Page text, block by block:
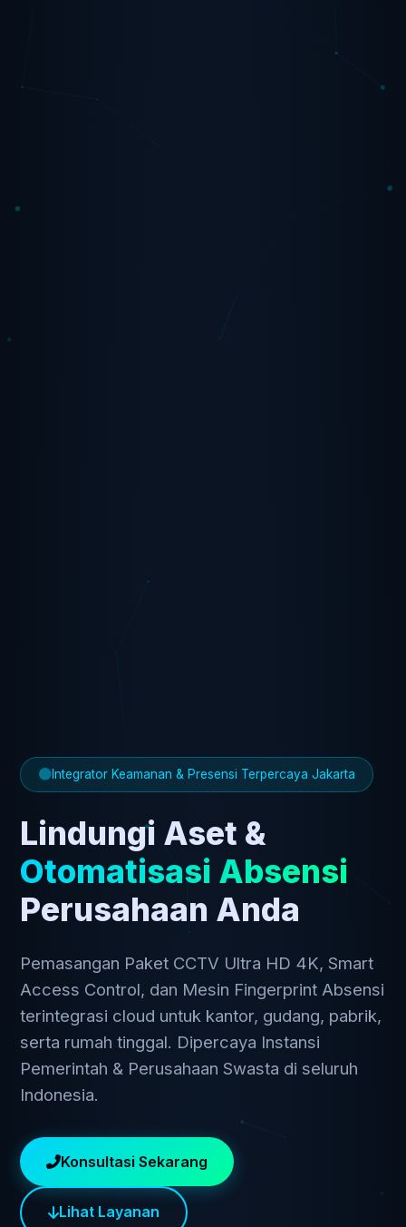
Integrator Keamanan & Presensi Terpercaya Jakarta
Lindungi Aset &
Otomatisasi Absensi
Perusahaan Anda
Pemasangan Paket CCTV Ultra HD 4K, Smart
Access Control, dan Mesin Fingerprint Absensi
terintegrasi cloud untuk kantor, gudang, pabrik,
serta rumah tinggal. Dipercaya Instansi
Pemerintah & Perusahaan Swasta di seluruh
Indonesia.
Konsultasi Sekarang
Lihat Layanan